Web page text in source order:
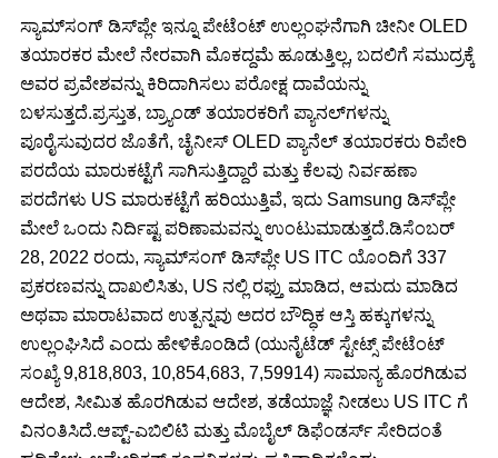
ಸ್ಯಾಮ್‌ಸಂಗ್ ಡಿಸ್‌ಪ್ಲೇ ಇನ್ನೂ ಪೇಟೆಂಟ್ ಉಲ್ಲಂಘನೆಗಾಗಿ ಚೀನೀ OLED
ತಯಾರಕರ ಮೇಲೆ ನೇರವಾಗಿ ಮೊಕದ್ದಮೆ ಹೂಡುತ್ತಿಲ್ಲ, ಬದಲಿಗೆ ಸಮುದ್ರಕ್ಕೆ
ಅವರ ಪ್ರವೇಶವನ್ನು ಕಿರಿದಾಗಿಸಲು ಪರೋಕ್ಷ ದಾವೆಯನ್ನು
ಬಳಸುತ್ತದೆ.ಪ್ರಸ್ತುತ, ಬ್ರ್ಯಾಂಡ್ ತಯಾರಕರಿಗೆ ಪ್ಯಾನಲ್‌ಗಳನ್ನು
ಪೂರೈಸುವುದರ ಜೊತೆಗೆ, ಚೈನೀಸ್ OLED ಪ್ಯಾನೆಲ್ ತಯಾರಕರು ರಿಪೇರಿ
ಪರದೆಯ ಮಾರುಕಟ್ಟೆಗೆ ಸಾಗಿಸುತ್ತಿದ್ದಾರೆ ಮತ್ತು ಕೆಲವು ನಿರ್ವಹಣಾ
ಪರದೆಗಳು US ಮಾರುಕಟ್ಟೆಗೆ ಹರಿಯುತ್ತಿವೆ, ಇದು Samsung ಡಿಸ್‌ಪ್ಲೇ
ಮೇಲೆ ಒಂದು ನಿರ್ದಿಷ್ಟ ಪರಿಣಾಮವನ್ನು ಉಂಟುಮಾಡುತ್ತದೆ.ಡಿಸೆಂಬರ್
28, 2022 ರಂದು, ಸ್ಯಾಮ್‌ಸಂಗ್ ಡಿಸ್‌ಪ್ಲೇ US ITC ಯೊಂದಿಗೆ 337
ಪ್ರಕರಣವನ್ನು ದಾಖಲಿಸಿತು, US ನಲ್ಲಿ ರಫ್ತು ಮಾಡಿದ, ಆಮದು ಮಾಡಿದ
ಅಥವಾ ಮಾರಾಟವಾದ ಉತ್ಪನ್ನವು ಅದರ ಬೌದ್ಧಿಕ ಆಸ್ತಿ ಹಕ್ಕುಗಳನ್ನು
ಉಲ್ಲಂಘಿಸಿದೆ ಎಂದು ಹೇಳಿಕೊಂಡಿದೆ (ಯುನೈಟೆಡ್ ಸ್ಟೇಟ್ಸ್ ಪೇಟೆಂಟ್
ಸಂಖ್ಯೆ 9,818,803, 10,854,683, 7,59914) ಸಾಮಾನ್ಯ ಹೊರಗಿಡುವ
ಆದೇಶ, ಸೀಮಿತ ಹೊರಗಿಡುವ ಆದೇಶ, ತಡೆಯಾಜ್ಞೆ ನೀಡಲು US ITC ಗೆ
ವಿನಂತಿಸಿದೆ.ಆಪ್ಟ್-ಎಬಿಲಿಟಿ ಮತ್ತು ಮೊಬೈಲ್ ಡಿಫೆಂಡರ್ಸ್ ಸೇರಿದಂತೆ